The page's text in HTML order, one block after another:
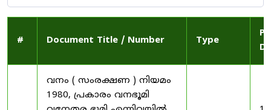
# Document Title / Number Type
വനം ( സംരക്ഷണ ) നിയമം
1980, പ്രകാരം വനഭൂമി